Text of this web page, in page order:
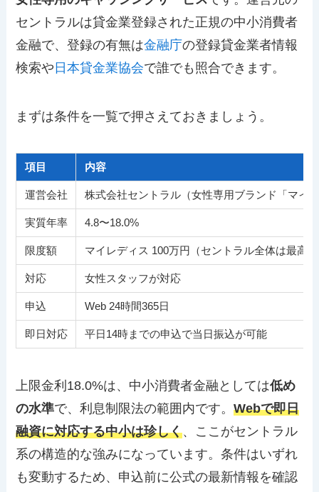
セントラルは貸金業登録された正規の中小消費者
金融で、登録の有無は金融庁の登録貸金業者情報
検索や 日本貸金業協会で誰でも照合できます。
まずは条件を一覧で押さえておきましょう。
項目 内容
運営会社 株式会社セントラル（女性専用ブランド「マイ
実質年率 4.8〜18.0%
限度額 マイレディス 100万円（セントラル全体は最高
対応 女性スタッフが対応
申込 Web 24時間365日
即日対応 平日14時までの申込で当日振込が可能
上限金利18.0%は、中小消費者金融としては低め
の水準で、利息制限法の範囲内です。Webで即日
融資に対応する中小は珍しく、ここがセントラル
系の構造的な強みになっています。条件はいずれ
も変動するため、申込前に公式の最新情報を確認